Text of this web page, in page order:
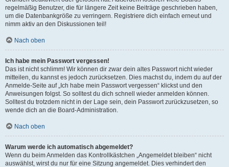
regelmäßig Benutzer, die für längere Zeit keine Beiträge geschrieben haben,
um die Datenbankgröße zu verringern. Registriere dich einfach erneut und
nimm aktiv an den Diskussionen teil!
Nach oben
Ich habe mein Passwort vergessen!
Das ist nicht schlimm! Wir können dir zwar dein altes Passwort nicht wieder
mitteilen, du kannst es jedoch zurücksetzen. Dies machst du, indem du auf der
Anmelde-Seite auf „Ich habe mein Passwort vergessen“ klickst und den
Anweisungen folgst. So solltest du dich schnell wieder anmelden können.
Solltest du trotzdem nicht in der Lage sein, dein Passwort zurückzusetzen, so
wende dich an die Board-Administration.
Nach oben
Warum werde ich automatisch abgemeldet?
Wenn du beim Anmelden das Kontrollkästchen „Angemeldet bleiben“ nicht
auswählst, wirst du nur für eine Sitzung angemeldet. Dies verhindert den